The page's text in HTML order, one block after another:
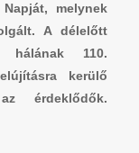
melynek
A délelőtt
hálának 110.
kerülő
érdeklődők.